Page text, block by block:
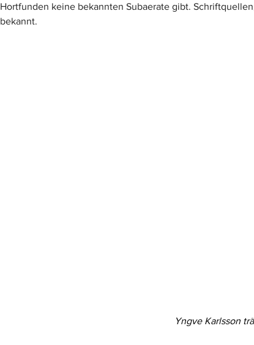
Hortfunden keine bekannten Subaerate gibt.
bekannt.
Yngve Karlsson